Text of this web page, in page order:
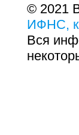
© 2021
ИФНС,
Вся